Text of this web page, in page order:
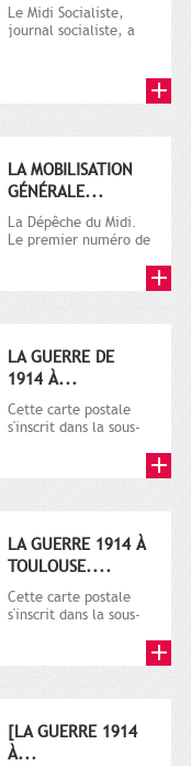
Le Midi Socialiste,
journal socialiste, a
LA MOBILISATION
GÉNÉRALE...
La Dépêche du Midi.
Le premier numéro de
octobre...
LA GUERRE DE
1914 À...
Cette carte postale
s'inscrit dans la sous-
plusieurs milliers de...
LA GUERRE 1914 À
TOULOUSE....
Cette carte postale
s'inscrit dans la sous-
plusieurs milliers de...
[LA GUERRE 1914
À...